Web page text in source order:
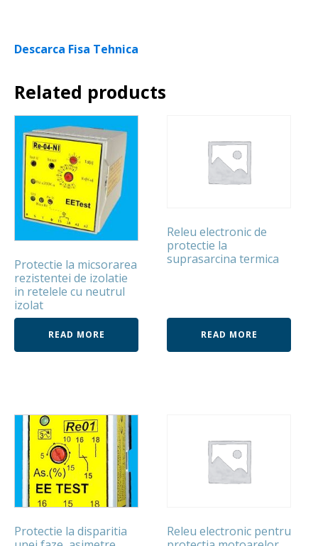
Descarca Fisa Tehnica
Related products
Protectie la micsorarea
rezistentei de izolatie
in retelele cu neutrul
izolat
READ MORE
Releu electronic de
protectie la
suprasarcina termica
READ MORE
Protectie la disparitia
Releu electronic pentru